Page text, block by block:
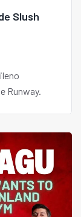
Slush
Runway.